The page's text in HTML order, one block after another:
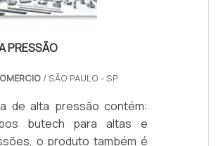
PRESSÃO
/ SÃO PAULO - SP
de alta pressão contém:
butech para altas e
o produto também é